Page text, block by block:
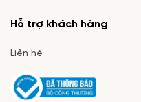
TP.HCM mỗi mùa
Trời Tại TP.HCM
Hỗ trợ khách hàng
Liên hệ